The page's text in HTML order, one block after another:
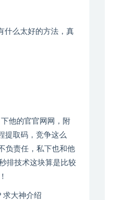
太好的方法，真
官网网，附
，竞争这么
负责任，私下也和他
是秒排技术这块算是比较
？求大神介绍